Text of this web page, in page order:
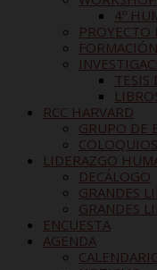
4º
PROYECTO
TESIS
RCC HARVARD
GRUPO DE
COLOQUIOS
LIDERAZGO
DECÁLOGO
GRANDES
GRANDES
ENCUESTA
AGENDA